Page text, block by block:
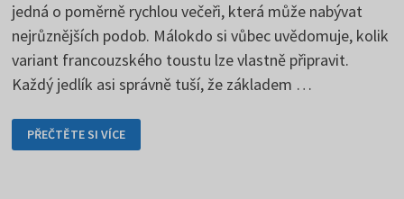
jedná o poměrně rychlou večeři, která může nabývat
nejrůznějších podob. Málokdo si vůbec uvědomuje, kolik
variant francouzského toustu lze vlastně připravit.
Každý jedlík asi správně tuší, že základem …
FRANCOUZSKÝ
TOUST
NA
PŘEČTĚTE SI VÍCE